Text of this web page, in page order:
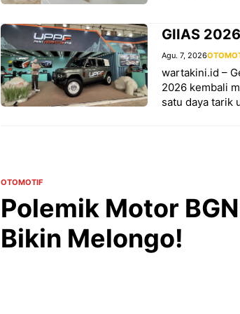
GIIAS
Agu. 7, 2026
wartakini.id –
2026 kembali
satu daya tarik
OTOMOTIF
Polemik Motor
Bikin Melongo!